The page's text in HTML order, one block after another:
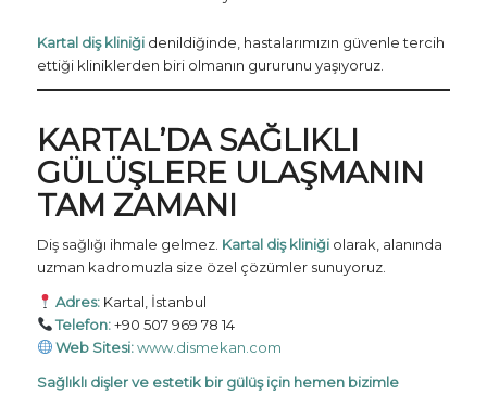
Kartal diş kliniğidenildiğinde, hastalarımızın güvenle tercih
ettiği kliniklerden biri olmanın gururunu yaşıyoruz.
KARTAL’DA SAĞLIKLI
GÜLÜŞLERE ULAŞMANIN
TAM ZAMANI
Diş sağlığı ihmale gelmez. Kartal diş kliniğiolarak, alanında
uzman kadromuzla size özel çözümler sunuyoruz.
Adres: Kartal, İstanbul
Telefon:+90 507 969 78 14
Web Sitesi: www.dismekan.com
Sağlıklı dişler ve estetik bir gülüş için hemen bizimle